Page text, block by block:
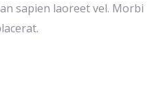
sapien laoreet vel. Morbi